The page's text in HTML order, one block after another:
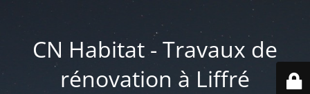
CN Habitat - Travaux de
rénovation à Liffré